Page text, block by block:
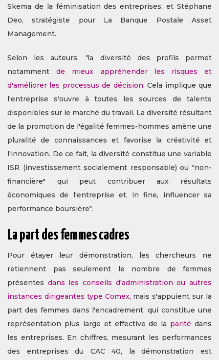
Skema de la féminisation des entreprises, et Stéphane
Deo, stratégiste pour La Banque Postale Asset
Management.
Selon les auteurs, "la diversité des profils permet
notammentde mieux appréhender les risques et
d'améliorer les processus de décision. Cela implique que
l'entreprise s'ouvre à toutes les sources de talents
disponibles sur le marché du travail. La diversité résultant
de la promotion de l'égalité femmes-hommes amène une
pluralité de connaissances et favorise la créativité et
l'innovation. De ce fait, la diversité constitue une variable
ISR (investissement socialement responsable) ou "non-
financière" qui peut contribuer aux résultats
économiques de l'entreprise et, in fine, influencer sa
performance boursière".
La part des femmes cadres
Pour étayer leur démonstration, les chercheurs ne
retiennent pas seulement le nombre de femmes
présentes dans les conseils d'administration ou autres
instances dirigeantes type Comex, mais s'appuient sur la
part des femmes dans l'encadrement, qui constitue une
représentation plus large et effective de la parité dans
les entreprises. En chiffres, mesurant les performances
des entreprises du CAC 40, la démonstration est